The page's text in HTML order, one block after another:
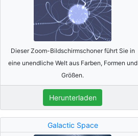
Dieser Zoom-Bildschirmschoner führt Sie in
eine unendliche Welt aus Farben, Formen und
Größen.
Herunterladen
Galactic Space